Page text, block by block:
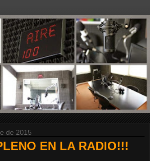
de 2015
EN LA RADIO!!!